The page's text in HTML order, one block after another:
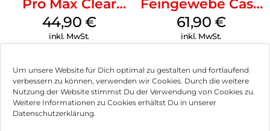
Um unsere Website für Dich optimal zu gestalten und fortlaufend
verbessern zu können, verwenden wir Cookies. Durch die weitere
Nutzung der Website stimmst Du der Verwendung von Cookies zu.
Weitere Informationen zu Cookies erhältst Du in unserer
Datenschutzerklärung.
Pro Max Clear
Case MagSafe
Transparent
44,90 €
inkl. MwSt.
Feingewebe Case
iPhone 15 Pro
MagSafe Schwarz
61,90 €
inkl. MwSt.
Impressum